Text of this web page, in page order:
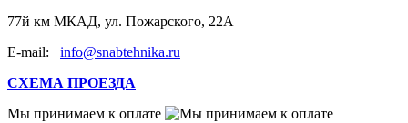
77й км МКАД, ул. Пожарского, 22А
E-mail: info@snabtehnika.ru
СХЕМА ПРОЕЗДА
Мы принимаем к оплате